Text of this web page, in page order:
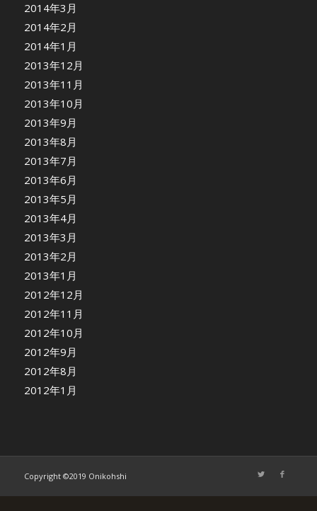
2014年3月
2014年2月
2014年1月
2013年12月
2013年11月
2013年10月
2013年9月
2013年8月
2013年7月
2013年6月
2013年5月
2013年4月
2013年3月
2013年2月
2013年1月
2012年12月
2012年11月
2012年10月
2012年9月
2012年8月
2012年1月
Copyright ©2019 Onikohshi